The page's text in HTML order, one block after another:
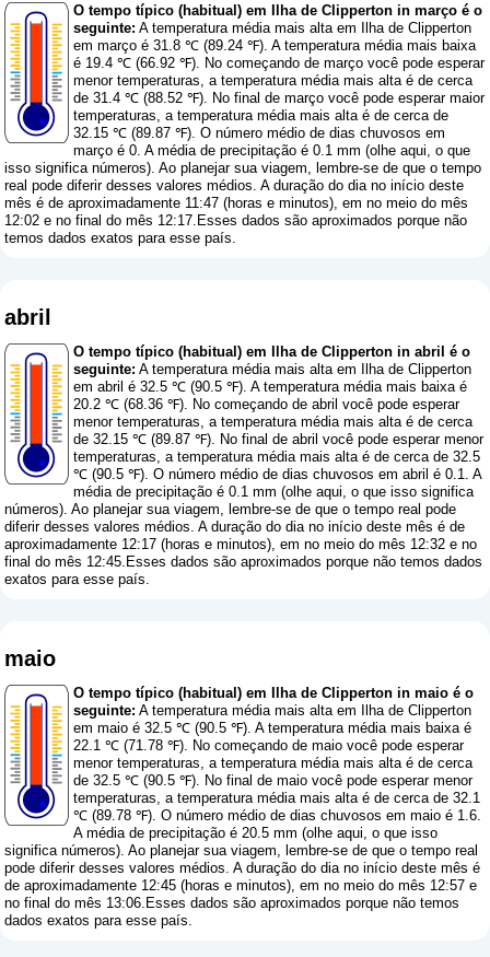
O tempo típico (habitual) em Ilha de Clipperton in março é o
seguinte: A temperatura média mais alta em Ilha de Clipperton
em março é 31.8 ℃ (89.24 ℉). A temperatura média mais baixa
é 19.4 ℃ (66.92 ℉). No começando de março você pode esperar
menor temperaturas, a temperatura média mais alta é de cerca
de 31.4 ℃ (88.52 ℉). No final de março você pode esperar maior
temperaturas, a temperatura média mais alta é de cerca de
32.15 ℃ (89.87 ℉). O número médio de dias chuvosos em
março é 0. A média de precipitação é 0.1 mm (olhe aqui, o que
isso significa números). Ao planejar sua viagem, lembre-se de que o tempo
real pode diferir desses valores médios. A duração do dia no início deste
mês é de aproximadamente 11:47 (horas e minutos), em no meio do mês
12:02 e no final do mês 12:17.Esses dados são aproximados porque não
temos dados exatos para esse país.
abril
O tempo típico (habitual) em Ilha de Clipperton in abril é o
seguinte: A temperatura média mais alta em Ilha de Clipperton
em abril é 32.5 ℃ (90.5 ℉). A temperatura média mais baixa é
20.2 ℃ (68.36 ℉). No começando de abril você pode esperar
menor temperaturas, a temperatura média mais alta é de cerca
de 32.15 ℃ (89.87 ℉). No final de abril você pode esperar menor
temperaturas, a temperatura média mais alta é de cerca de 32.5
℃ (90.5 ℉). O número médio de dias chuvosos em abril é 0.1. A
média de precipitação é 0.1 mm (olhe aqui, o que isso significa
números). Ao planejar sua viagem, lembre-se de que o tempo real pode
diferir desses valores médios. A duração do dia no início deste mês é de
aproximadamente 12:17 (horas e minutos), em no meio do mês 12:32 e no
final do mês 12:45.Esses dados são aproximados porque não temos dados
exatos para esse país.
maio
O tempo típico (habitual) em Ilha de Clipperton in maio é o
seguinte: A temperatura média mais alta em Ilha de Clipperton
em maio é 32.5 ℃ (90.5 ℉). A temperatura média mais baixa é
22.1 ℃ (71.78 ℉). No começando de maio você pode esperar
menor temperaturas, a temperatura média mais alta é de cerca
de 32.5 ℃ (90.5 ℉). No final de maio você pode esperar menor
temperaturas, a temperatura média mais alta é de cerca de 32.1
℃ (89.78 ℉). O número médio de dias chuvosos em maio é 1.6.
A média de precipitação é 20.5 mm (olhe aqui, o que isso
significa números). Ao planejar sua viagem, lembre-se de que o tempo real
pode diferir desses valores médios. A duração do dia no início deste mês é
de aproximadamente 12:45 (horas e minutos), em no meio do mês 12:57 e
no final do mês 13:06.Esses dados são aproximados porque não temos
dados exatos para esse país.